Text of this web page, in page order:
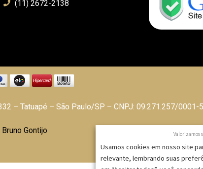
(11) 2672-2138
– Tatuapé – São Paulo/SP – CNPJ: 09.271.257/0001-
Bruno Gontijo Valorizamos
Usamos cookies em nosso site
relevante, lembrando suas